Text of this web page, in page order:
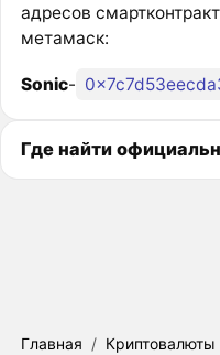
адресов
метамаск:
Sonic-
Где найти
Главная / Криптовалюты